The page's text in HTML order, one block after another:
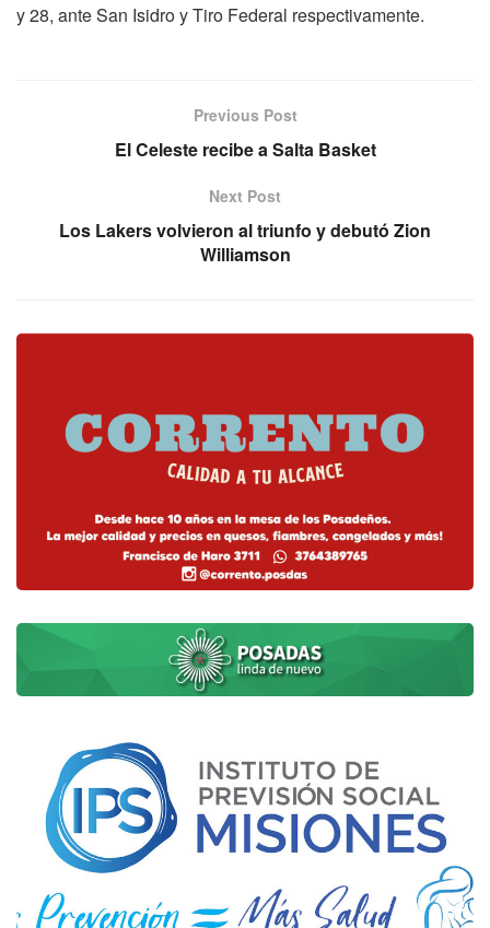
y 28, ante San Isidro y Tiro Federal respectivamente.
Previous Post
El Celeste recibe a Salta Basket
Next Post
Los Lakers volvieron al triunfo y debutó Zion
Williamson